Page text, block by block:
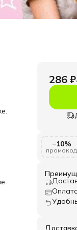
и
286 ₽
−10%
промокод